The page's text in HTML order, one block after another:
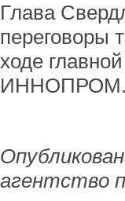
Глава
переговоры
ходе
ИННОПРОМ.
агентство